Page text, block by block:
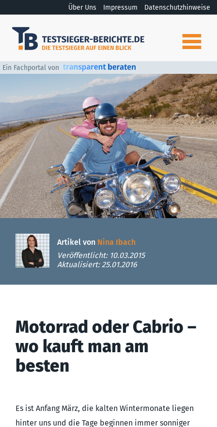
Über Uns Impressum Datenschutzhinweise
Ein Fachportal von
Artikel von Nina Ibach
Veröffentlicht: 10.03.2015
Aktualisiert: 25.01.2016
Motorrad oder Cabrio –
wo kauft man am
besten
Es ist Anfang März, die kalten Wintermonate liegen
hinter uns und die Tage beginnen immer sonniger